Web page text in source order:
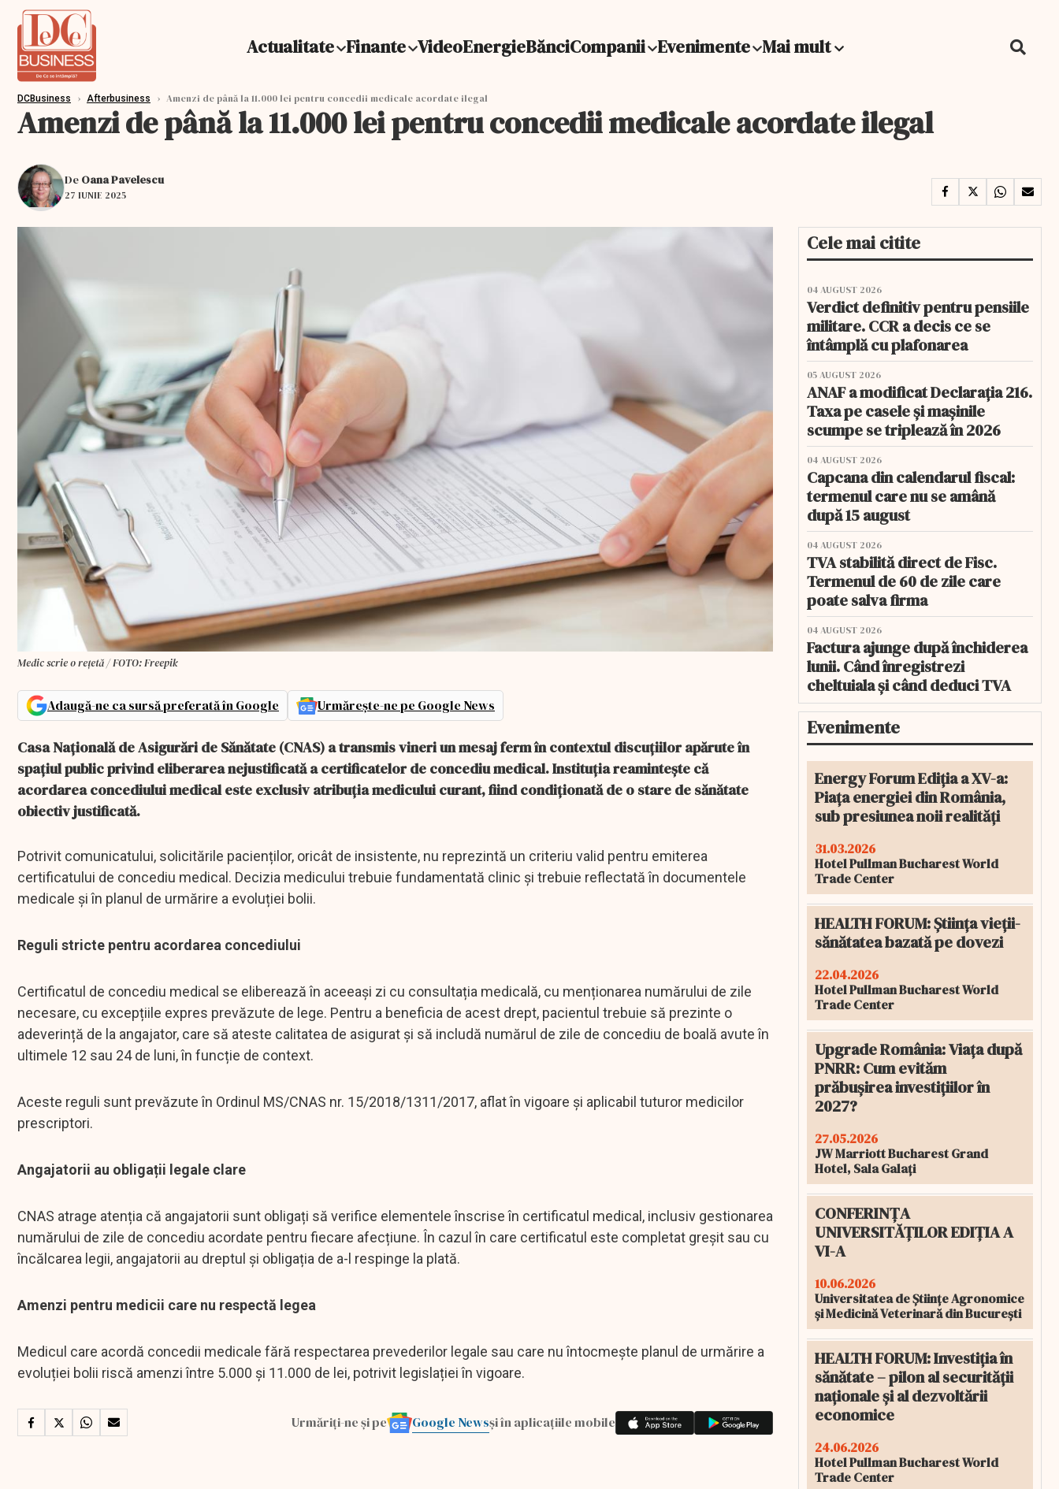
Actualitate Finante VideoEnergieBănciCompanii Evenimente Mai mult
DCBusiness › Afterbusiness › Amenzi de până la 11.000 lei pentru concedii medicale acordate ilegal
Amenzi de până la 11.000 lei pentru concedii medicale acordate ilegal
De Oana Pavelescu
27 IUNIE 2025
Medic scrie o rețetă / FOTO: Freepik
Adaugă-ne ca sursă preferată în Google Urmărește-ne pe Google News
Casa Națională de Asigurări de Sănătate (CNAS) a transmis vineri un mesaj ferm în contextul discuțiilor apărute în
spațiul public privind eliberarea nejustificată a certificatelor de concediu medical. Instituția reamintește că
acordarea concediului medical este exclusiv atribuția medicului curant, fiind condiționată de o stare de sănătate
obiectiv justificată.
Potrivit comunicatului, solicitările pacienților, oricât de insistente, nu reprezintă un criteriu valid pentru emiterea
certificatului de concediu medical. Decizia medicului trebuie fundamentată clinic și trebuie reflectată în documentele
medicale și în planul de urmărire a evoluției bolii.
Reguli stricte pentru acordarea concediului
Certificatul de concediu medical se eliberează în aceeași zi cu consultația medicală, cu menționarea numărului de zile
necesare, cu excepțiile expres prevăzute de lege. Pentru a beneficia de acest drept, pacientul trebuie să prezinte o
adeverință de la angajator, care să ateste calitatea de asigurat și să includă numărul de zile de concediu de boală avute în
ultimele 12 sau 24 de luni, în funcție de context.
Aceste reguli sunt prevăzute în Ordinul MS/CNAS nr. 15/2018/1311/2017, aflat în vigoare și aplicabil tuturor medicilor
prescriptori.
Angajatorii au obligații legale clare
CNAS atrage atenția că angajatorii sunt obligați să verifice elementele înscrise în certificatul medical, inclusiv gestionarea
numărului de zile de concediu acordate pentru fiecare afecțiune. În cazul în care certificatul este completat greșit sau cu
încălcarea legii, angajatorii au dreptul și obligația de a-l respinge la plată.
Amenzi pentru medicii care nu respectă legea
Medicul care acordă concedii medicale fără respectarea prevederilor legale sau care nu întocmește planul de urmărire a
evoluției bolii riscă amenzi între 5.000 și 11.000 de lei, potrivit legislației în vigoare.
Urmăriți-ne și pe Google Newsși în aplicațiile mobile
Cele mai citite
04 AUGUST 2026
Verdict definitiv pentru pensiile
militare. CCR a decis ce se
întâmplă cu plafonarea
05 AUGUST 2026
ANAF a modificat Declarația 216.
Taxa pe casele și mașinile
scumpe se triplează în 2026
04 AUGUST 2026
Capcana din calendarul fiscal:
termenul care nu se amână
după 15 august
04 AUGUST 2026
TVA stabilită direct de Fisc.
Termenul de 60 de zile care
poate salva firma
04 AUGUST 2026
Factura ajunge după închiderea
lunii. Când înregistrezi
cheltuiala și când deduci TVA
Evenimente
Energy Forum Ediția a XV-a:
Piața energiei din România,
sub presiunea noii realități
31.03.2026
Hotel Pullman Bucharest World
Trade Center
HEALTH FORUM: Știința vieții-
sănătatea bazată pe dovezi
22.04.2026
Hotel Pullman Bucharest World
Trade Center
Upgrade România: Viața după
PNRR: Cum evităm
prăbușirea investițiilor în
2027?
27.05.2026
JW Marriott Bucharest Grand
Hotel, Sala Galați
CONFERINȚA
UNIVERSITĂȚILOR EDIȚIA A
VI-A
10.06.2026
Universitatea de Științe Agronomice
și Medicină Veterinară din București
HEALTH FORUM: Investiția în
sănătate – pilon al securității
naționale și al dezvoltării
economice
24.06.2026
Hotel Pullman Bucharest World
Trade Center